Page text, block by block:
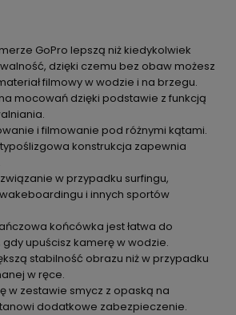
GoPro lepszą niż kiedykolwiek
dzięki czemu bez obaw możesz
filmowy w wodzie i na brzegu.
mocowań dzięki podstawie z funkcją
i filmowanie pod różnymi kątami.
konstrukcja zapewnia
w przypadku surfingu,
i innych sportów
końcówka jest łatwa do
upuścisz kamerę w wodzie.
stabilność obrazu niż w przypadku
w ręce.
w zestawie smycz z opaską na
dodatkowe zabezpieczenie.